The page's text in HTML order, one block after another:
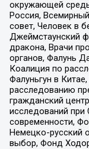
окружающей
Россия,
совет, Человек в
Джеймстаунский
дракона, Врачи
органов, Фалунь
Коалиция по
Фалуньгун в
расследованию
гражданский
исследований при
современности,
Немецко-русский
выбор, Фонд